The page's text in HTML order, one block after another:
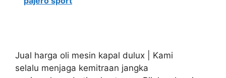
Jual harga oli mesin kapal dulux | Kami
selalu menjaga kemitraan jangka